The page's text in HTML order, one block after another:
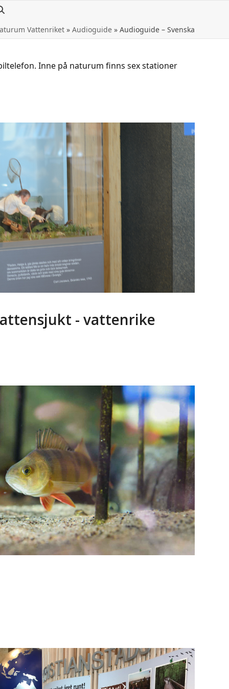
Vattenriket» Audioguide» Audioguide – Svenska
Inne på naturum finns sex stationer
- vattenrike